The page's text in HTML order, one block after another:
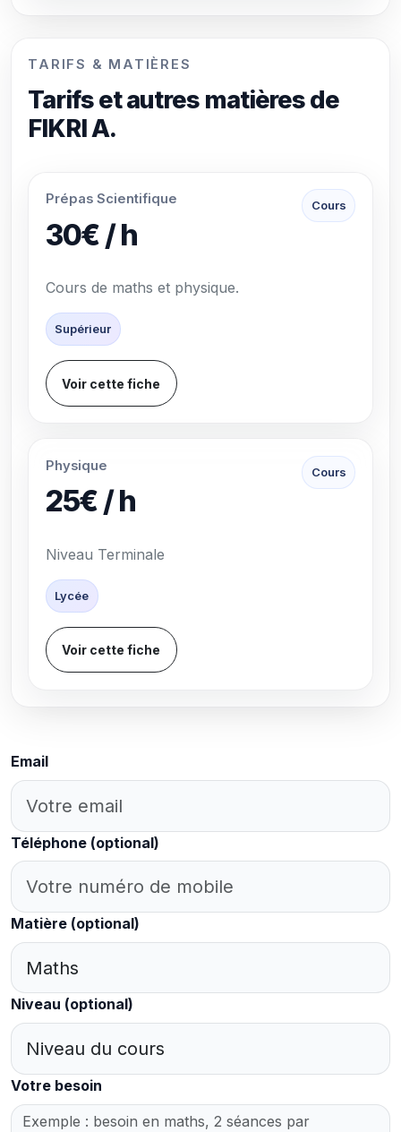
TARIFS & MATIÈRES
Tarifs et autres matières de
FIKRI A.
Prépas Scientifique
30€ / h
Cours
Cours de maths et physique.
Supérieur
Voir cette fiche
Physique
25€ / h
Cours
Niveau Terminale
Lycée
Voir cette fiche
Email
Téléphone (optional)
Matière (optional)
Niveau (optional)
Votre besoin